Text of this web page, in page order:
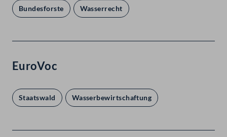
Bundesforste Wasserrecht
EuroVoc
Staatswald Wasserbewirtschaftung